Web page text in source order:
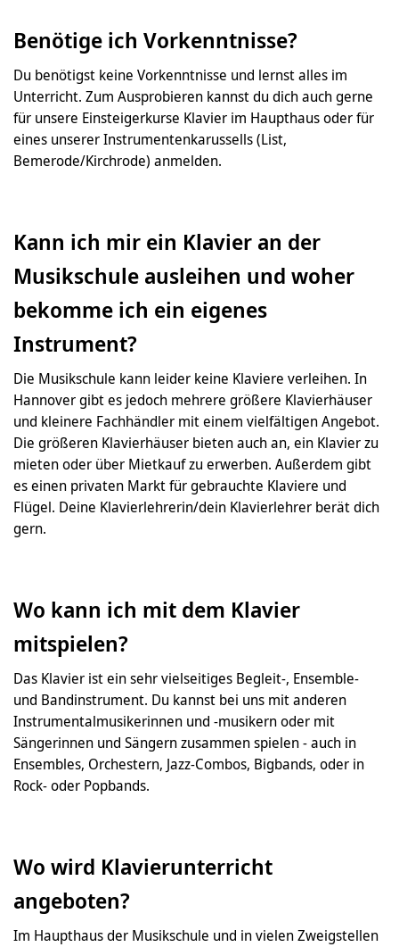
Benötige ich Vorkenntnisse?
Du benötigst keine Vorkenntnisse und lernst alles im
Unterricht. Zum Ausprobieren kannst du dich auch gerne
für unsere Einsteigerkurse Klavier im Haupthaus oder für
eines unserer Instrumentenkarussells (List,
Bemerode/Kirchrode) anmelden.
Kann ich mir ein Klavier an der
Musikschule ausleihen und woher
bekomme ich ein eigenes
Instrument?
Die Musikschule kann leider keine Klaviere verleihen. In
Hannover gibt es jedoch mehrere größere Klavierhäuser
und kleinere Fachhändler mit einem vielfältigen Angebot.
Die größeren Klavierhäuser bieten auch an, ein Klavier zu
mieten oder über Mietkauf zu erwerben. Außerdem gibt
es einen privaten Markt für gebrauchte Klaviere und
Flügel. Deine Klavierlehrerin/dein Klavierlehrer berät dich
gern.
Wo kann ich mit dem Klavier
mitspielen?
Das Klavier ist ein sehr vielseitiges Begleit-, Ensemble-
und Bandinstrument. Du kannst bei uns mit anderen
Instrumentalmusikerinnen und -musikern oder mit
Sängerinnen und Sängern zusammen spielen - auch in
Ensembles, Orchestern, Jazz-Combos, Bigbands, oder in
Rock- oder Popbands.
Wo wird Klavierunterricht
angeboten?
Im Haupthaus der Musikschule und in vielen Zweigstellen